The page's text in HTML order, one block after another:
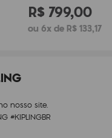
R$ 799,00
ou 6x de R$ 133,17
nosso site.
#KIPLINGBR